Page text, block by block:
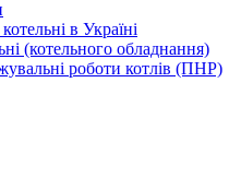
в Україні
(котельного обладнання)
роботи котлів (ПНР)